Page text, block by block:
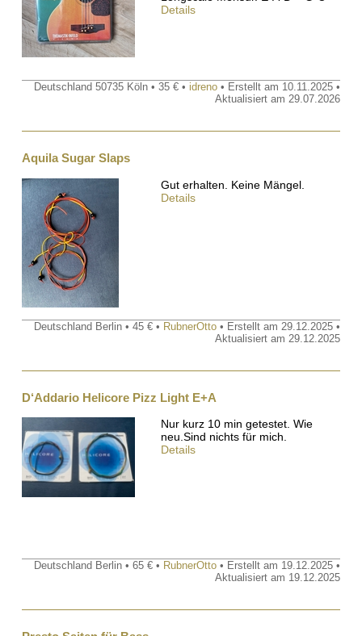
Details
Deutschland 50735 Köln • 35 € • idreno • Erstellt am 10.11.2025 •
Aktualisiert am 29.07.2026
Aquila Sugar Slaps
Gut erhalten. Keine Mängel.
Details
Deutschland Berlin • 45 € • RubnerOtto • Erstellt am 29.12.2025 •
Aktualisiert am 29.12.2025
D‘Addario Helicore Pizz Light E+A
Nur kurz 10 min getestet. Wie
neu.Sind nichts für mich.
Details
Deutschland Berlin • 65 € • RubnerOtto • Erstellt am 19.12.2025 •
Aktualisiert am 19.12.2025